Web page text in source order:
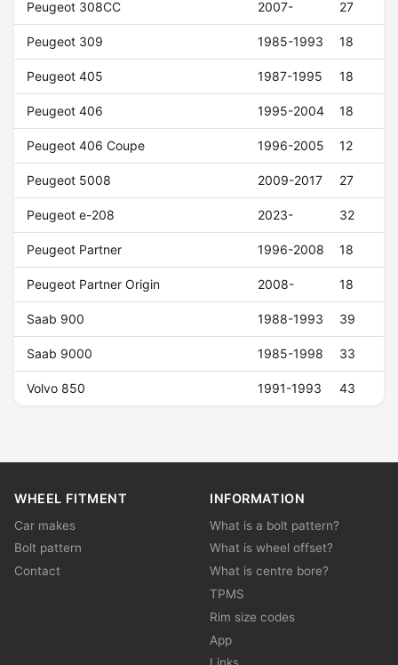
Peugeot 308CC 2007- 27
Peugeot 309 1985-1993 18
Peugeot 405 1987-1995 18
Peugeot 406 1995-2004 18
Peugeot 406 Coupe 1996-2005 12
Peugeot 5008 2009-2017 27
Peugeot e-208 2023- 32
Peugeot Partner 1996-2008 18
Peugeot Partner Origin 2008- 18
Saab 900 1988-1993 39
Saab 9000 1985-1998 33
Volvo 850 1991-1993 43
WHEEL FITMENT
Car makes
Bolt pattern
Contact
INFORMATION
What is a bolt pattern?
What is wheel offset?
What is centre bore?
TPMS
Rim size codes
App